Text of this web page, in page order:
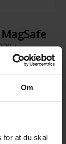
Om
for at du skal
/